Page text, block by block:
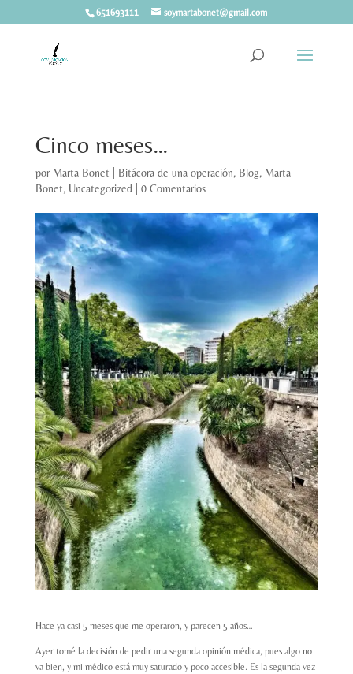
651693111 soymartabonet@gmail.com
Cinco meses…
por Marta Bonet Bitácora de una operación, Blog, Marta
Bonet, Uncategorized 0 Comentarios
Hace ya casi 5 meses que me operaron, y parecen 5 años…
Ayer tomé la decisión de pedir una segunda opinión médica, pues algo no
va bien, y mi médico está muy saturado y poco accesible. Es la segunda vez